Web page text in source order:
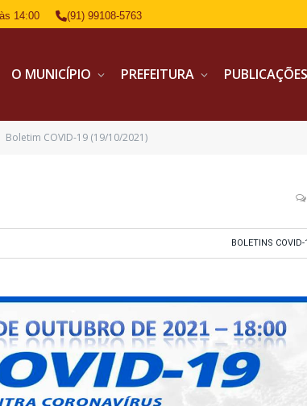
14:00 (91) 99108-5763
O MUNICÍPIO PREFEITURA PUBLICAÇÕES
Boletim COVID-19 (19/10/2021)
BOLETINS COVID-